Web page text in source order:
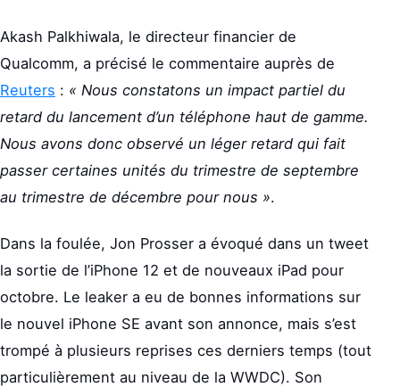
Akash Palkhiwala, le directeur financier de
Qualcomm, a précisé le commentaire auprès de
Reuters : « Nous constatons un impact partiel du
retard du lancement d’un téléphone haut de gamme.
Nous avons donc observé un léger retard qui fait
passer certaines unités du trimestre de septembre
au trimestre de décembre pour nous ».
Dans la foulée, Jon Prosser a évoqué dans un tweet
la sortie de l’iPhone 12 et de nouveaux iPad pour
octobre. Le leaker a eu de bonnes informations sur
le nouvel iPhone SE avant son annonce, mais s’est
trompé à plusieurs reprises ces derniers temps (tout
particulièrement au niveau de la WWDC). Son